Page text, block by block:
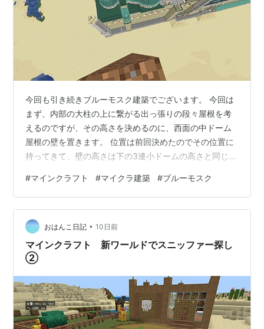
今回も引き続きブルーモスク建築でございます。 今回は
まず、内部の大柱の上に繋がる出っ張りの段々屋根を考
えるのですが、その高さを決めるのに、西面の中ドーム
屋根の壁を置きます。 位置は前回決めたのでその位置に
持ってきて、壁の高さは下の3連小ドームの高さと同じ
りの段々屋根の一つと繋がります。 この段々屋根が内部
の大柱の上部と繋がって屋根のブロックの区切りになる
ので、そのちょっと太めの低い塔を考えます。 出っ張り
を繋げたクロスライン上にあるわけですが、八角形の塔
なのでその大きさを少し試します。 下の方が一つ大きい
のですが、これだと45度のラインが長…
#マインクラフト #マイクラ建築 #ブルーモスク
おはんこ日記 • 10日前
マインクラフト 新ワールドでスニッファー探し
②